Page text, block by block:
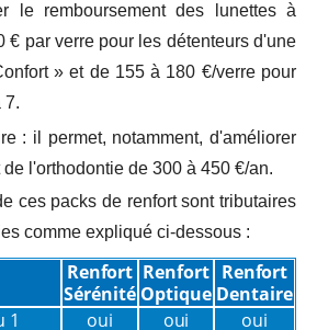
le remboursement des lunettes à
€ par verre pour les détenteurs d'une
» et de 155 à 180 €/verre pour
7.
: il permet, notamment, d'améliorer
de l'orthodontie de 300 à 450 €/an.
ces packs de renfort sont tributaires
comme expliqué ci-dessous :
Renfort
Sérénité
Renfort
Optique
Renfort
Dentaire
1
oui oui
oui